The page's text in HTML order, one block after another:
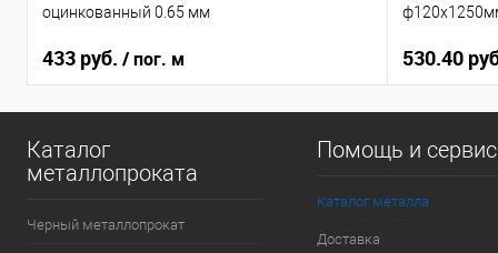
оцинкованный 0.65 мм
433 руб. / пог. м 530.40
Каталог
металлопроката
Черный металлопрокат
Помощь и
Каталог металла
Доставка